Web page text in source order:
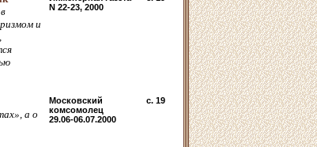
и
N 22-23, 2000
а о
Московский
комсомолец
29.06-06.07.2000
c. 19